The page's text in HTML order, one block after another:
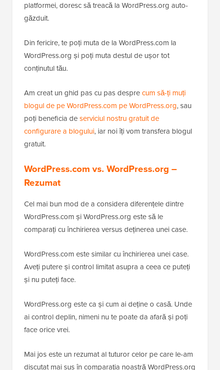
platformei, doresc să treacă la WordPress.org auto-
găzduit.
Din fericire, te poți muta de la WordPress.com la
WordPress.org și poți muta destul de ușor tot
conținutul tău.
Am creat un ghid pas cu pas desprecum să-ți muți
blogul de pe WordPress.com pe WordPress.org, sau
poți beneficia deserviciul nostru gratuit de
configurare a blogului, iar noi îți vom transfera blogul
gratuit.
WordPress.com vs. WordPress.org –
Rezumat
Cel mai bun mod de a considera diferențele dintre
WordPress.com și WordPress.org este să le
comparați cu închirierea versus deținerea unei case.
WordPress.com este similar cu închirierea unei case.
Aveți putere și control limitat asupra a ceea ce puteți
și nu puteți face.
WordPress.org este ca și cum ai deține o casă. Unde
ai control deplin, nimeni nu te poate da afară și poți
face orice vrei.
Mai jos este un rezumat al tuturor celor pe care le-am
discutat mai sus în comparația noastră WordPress.org